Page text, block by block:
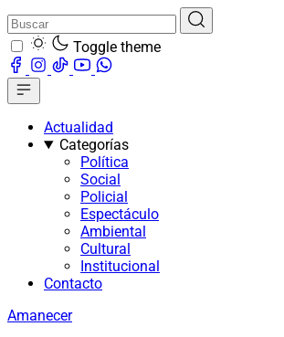
Toggle theme
Actualidad
Categorías
Política
Social
Policial
Espectáculo
Ambiental
Cultural
Institucional
Contacto
Amanecer